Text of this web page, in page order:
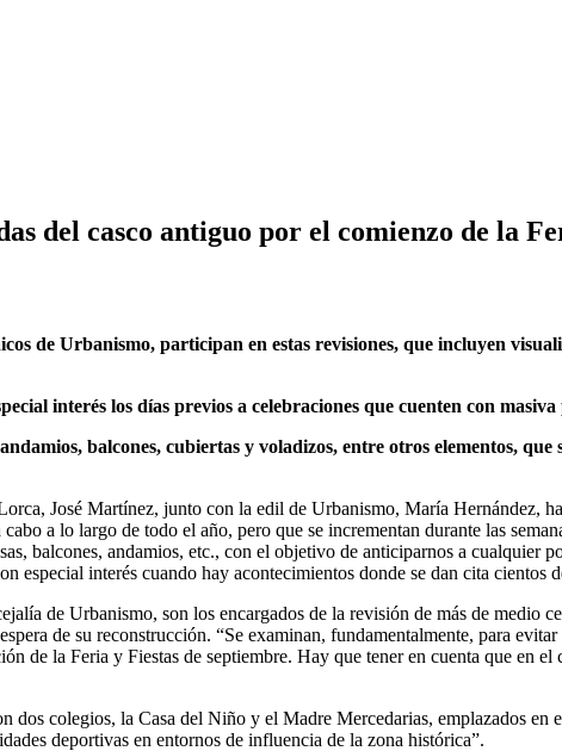
del casco antiguo por el comienzo de la
de Urbanismo, participan en estas revisiones, que incluyen
interés los días previos a celebraciones que cuenten con
balcones, cubiertas y voladizos, entre otros elementos,
José Martínez, junto con la edil de Urbanismo, María Hernández,
a lo largo de todo el año, pero que se incrementan durante las
balcones, andamios, etc., con el objetivo de anticiparnos a cualquier
especial interés cuando hay acontecimientos donde se dan cita cientos
de Urbanismo, son los encargados de la revisión de más de medio
de su reconstrucción. “Se examinan, fundamentalmente, para
de la Feria y Fiestas de septiembre. Hay que tener en cuenta que en
dos colegios, la Casa del Niño y el Madre Mercedarias, emplazados
deportivas en entornos de influencia de la zona histórica”.